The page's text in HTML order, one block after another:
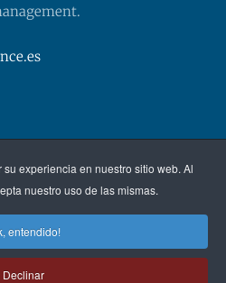
experiencia en nuestro sitio web. Al
nuestro uso de las mismas.
entendido!
Declinar
Managementpara